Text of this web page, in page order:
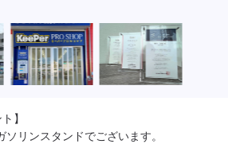
】
リンスタンドでございます。